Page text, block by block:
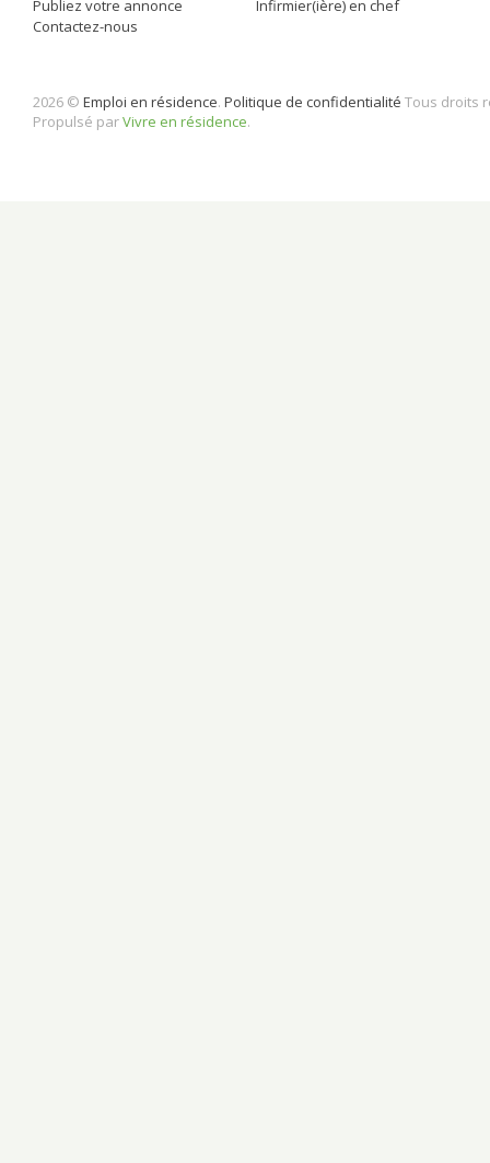
Publiez votre annonce
Contactez-nous
Infirmier(ière) en chef
2026 © Emploi en résidence. Politique de confidentialité Tous droits
Propulsé parVivre en résidence.